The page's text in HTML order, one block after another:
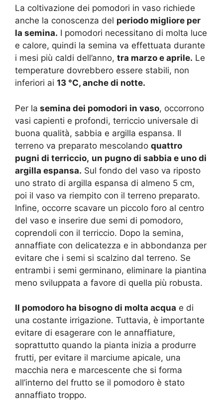
La coltivazione dei pomodori in vaso richiede
anche la conoscenza del periodo migliore per
la semina. I pomodori necessitano di molta luce
e calore, quindi la semina va effettuata durante
i mesi più caldi dell’anno, tra marzo e aprile. Le
temperature dovrebbero essere stabili, non
inferiori ai 13 °C, anche di notte.
Per la semina dei pomodori in vaso, occorrono
vasi capienti e profondi, terriccio universale di
buona qualità, sabbia e argilla espansa. Il
terreno va preparato mescolando quattro
pugni di terriccio, un pugno di sabbia e uno di
argilla espansa. Sul fondo del vaso va riposto
uno strato di argilla espansa di almeno 5 cm,
poi il vaso va riempito con il terreno preparato.
Infine, occorre scavare un piccolo foro al centro
del vaso e inserire due semi di pomodoro,
coprendoli con il terriccio. Dopo la semina,
annaffiate con delicatezza e in abbondanza per
evitare che i semi si scalzino dal terreno. Se
entrambi i semi germinano, eliminare la piantina
meno sviluppata a favore di quella più robusta.
Il pomodoro ha bisogno di molta acqua e di
una costante irrigazione. Tuttavia, è importante
evitare di esagerare con le annaffiature,
soprattutto quando la pianta inizia a produrre
frutti, per evitare il marciume apicale, una
macchia nera e marcescente che si forma
all’interno del frutto se il pomodoro è stato
annaffiato troppo.